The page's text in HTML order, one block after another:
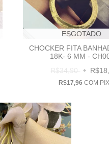
ESGOTADO
CHOCKER FITA
18K- 6 MM -
R$34,90
R$17,96COM PIX